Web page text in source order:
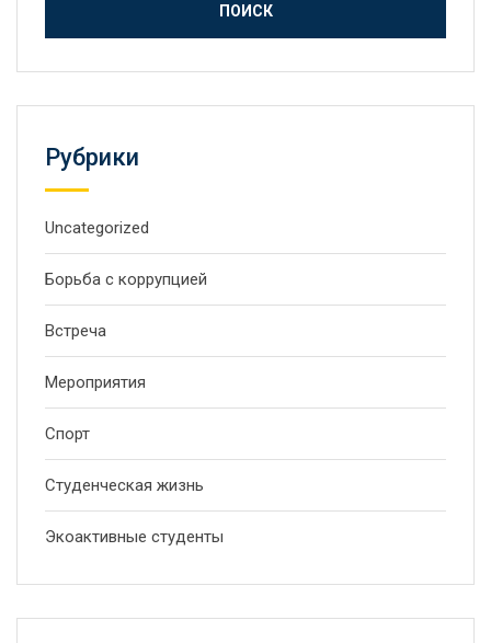
Рубрики
Uncategorized
Борьба с коррупцией
Встреча
Мероприятия
Спорт
Студенческая жизнь
Экоактивные студенты